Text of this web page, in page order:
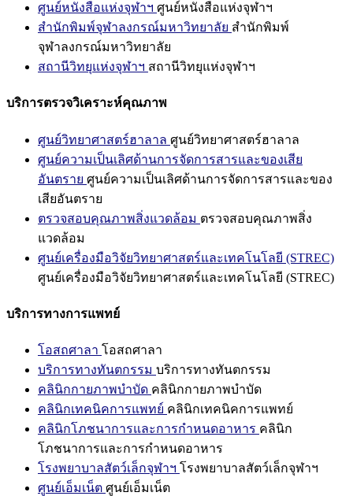
ศูนย์หนังสือแห่งจุฬาฯ ศูนย์หนังสือแห่งจุฬาฯ
สำนักพิมพ์จุฬาลงกรณ์มหาวิทยาลัย สำนักพิมพ์
จุฬาลงกรณ์มหาวิทยาลัย
สถานีวิทยุแห่งจุฬาฯ สถานีวิทยุแห่งจุฬาฯ
บริการตรวจวิเคราะห์คุณภาพ
ศูนย์วิทยาศาสตร์ฮาลาล ศูนย์วิทยาศาสตร์ฮาลาล
ศูนย์ความเป็นเลิศด้านการจัดการสารและของเสีย
อันตราย ศูนย์ความเป็นเลิศด้านการจัดการสารและของ
เสียอันตราย
ตรวจสอบคุณภาพสิ่งแวดล้อม ตรวจสอบคุณภาพสิ่ง
แวดล้อม
ศูนย์เครื่องมือวิจัยวิทยาศาสตร์และเทคโนโลยี (STREC)
ศูนย์เครื่องมือวิจัยวิทยาศาสตร์และเทคโนโลยี (STREC)
บริการทางการแพทย์
โอสถศาลา โอสถศาลา
บริการทางทันตกรรม บริการทางทันตกรรม
คลินิกกายภาพบำบัด คลินิกกายภาพบำบัด
คลินิกเทคนิคการแพทย์ คลินิกเทคนิคการแพทย์
คลินิกโภชนาการและการกำหนดอาหาร คลินิก
โภชนาการและการกำหนดอาหาร
โรงพยาบาลสัตว์เล็กจุฬาฯ โรงพยาบาลสัตว์เล็กจุฬาฯ
ศูนย์เอ็มเน็ต ศูนย์เอ็มเน็ต